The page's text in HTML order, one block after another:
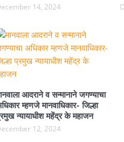
14, 2024
आदराने व सन्मानाने जगण्याचा
म्हणजे मानवाधिकार- जिल्हा
न्यायाधीश महेंद्र के महाजन
12, 2024